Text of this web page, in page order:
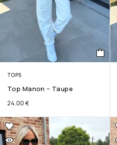
TOPS
Top Manon – Taupe
24.00 €